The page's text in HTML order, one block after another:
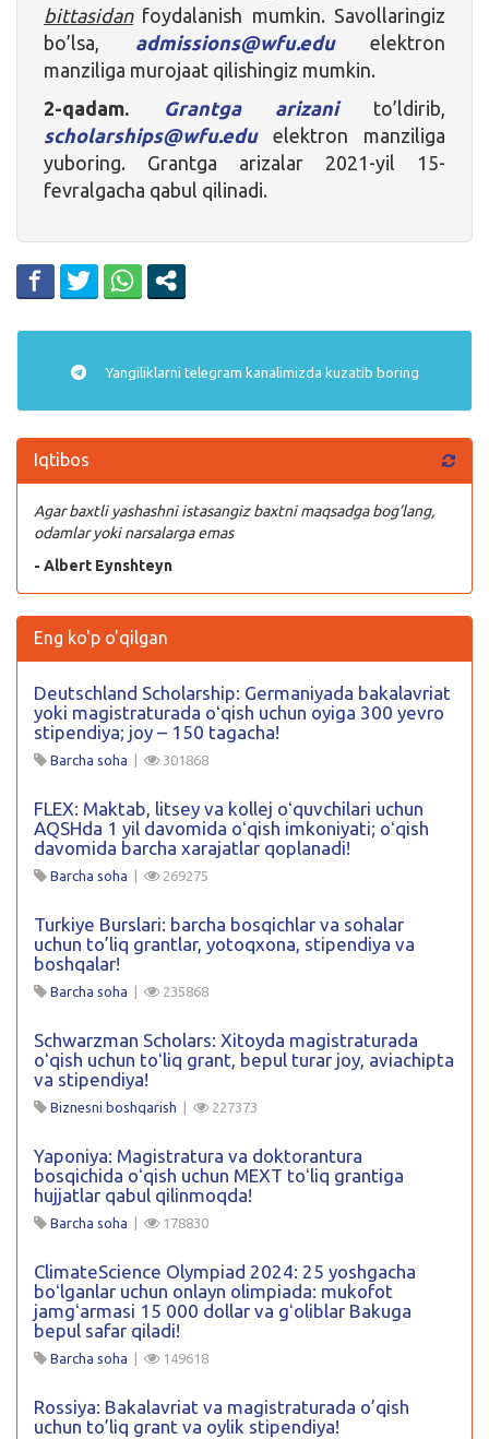
bittasidanfoydalanish mumkin. Savollaringiz
bo’lsa, admissions@wfu.eduelektron
manziliga murojaat qilishingiz mumkin.
2-qadam.
Grantga arizanito’ldirib,
scholarships@wfu.eduelektron manziliga
yuboring. Grantga arizalar 2021-yil 15-
fevralgacha qabul qilinadi.
Yangiliklarni telegram kanalimizda kuzatib boring
Iqtibos
Agar baxtli yashashni istasangiz baxtni maqsadga bog’lang,
odamlar yoki narsalarga emas
- Albert Eynshteyn
Eng ko'p o'qilgan
Deutschland Scholarship: Germaniyada bakalavriat
yoki magistraturada oʻqish uchun oyiga 300 yevro
stipendiya; joy – 150 tagacha!
Barcha soha | 301868
FLEX: Maktab, litsey va kollej oʻquvchilari uchun
AQSHda 1 yil davomida oʻqish imkoniyati; oʻqish
davomida barcha xarajatlar qoplanadi!
Barcha soha | 269275
Turkiye Burslari: barcha bosqichlar va sohalar
uchun to’liq grantlar, yotoqxona, stipendiya va
boshqalar!
Barcha soha | 235868
Schwarzman Scholars: Xitoyda magistraturada
oʻqish uchun toʻliq grant, bepul turar joy, aviachipta
va stipendiya!
Biznesni boshqarish | 227373
Yaponiya: Magistratura va doktorantura
bosqichida oʻqish uchun MEXT toʻliq grantiga
hujjatlar qabul qilinmoqda!
Barcha soha | 178830
ClimateScience Olympiad 2024: 25 yoshgacha
boʻlganlar uchun onlayn olimpiada: mukofot
jamgʻarmasi 15 000 dollar va gʻoliblar Bakuga
bepul safar qiladi!
Barcha soha | 149618
Rossiya: Bakalavriat va magistraturada o’qish
uchun to’liq grant va oylik stipendiya!